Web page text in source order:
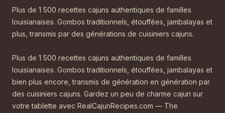
Plus de 1 500 recettes cajuns authentiques de familles
louisianaises. Gombos traditionnels, étouffées, jambalayas et
plus, transmis par des générations de cuisiniers cajuns.
Plus de 1 500 recettes cajuns authentiques de familles
louisianaises. Gombos traditionnels, étouffées, jambalayas et
bien plus encore, transmis de génération en génération par
des cuisiniers cajuns. Gardez un peu de charme cajun sur
votre tablette avec RealCajunRecipes.com — The